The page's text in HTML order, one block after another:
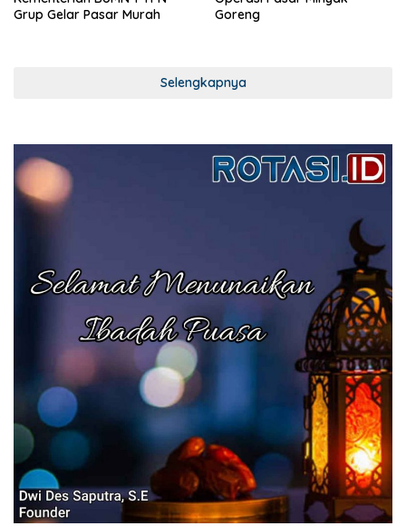
Grup Gelar Pasar Murah
Goreng
Selengkapnya